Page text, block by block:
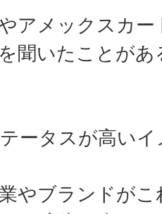
アメックスカ
聞いたことが
ータスが高い
やブランドが